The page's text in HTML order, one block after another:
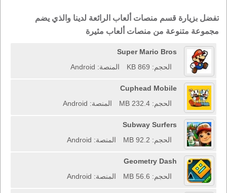
تفضل بزيارة قسم منصات ألعاب الرائعة لدينا والذي يضم
مجموعة متنوعة من منصات ألعاب مثيرة
Super Mario Bros
الحجم: 869 KB
المنصة: Android
Cuphead Mobile
الحجم: 232.4 MB
المنصة: Android
Subway Surfers
الحجم: 92.2 MB
المنصة: Android
Geometry Dash
الحجم: 56.6 MB
المنصة: Android